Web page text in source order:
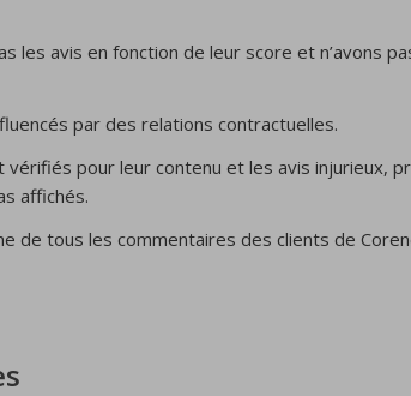
les avis en fonction de leur score et n’avons
par des relations contractuelles.
vérifiés pour leur contenu et les avis injurieux,
affichés.
de tous les commentaires des clients de